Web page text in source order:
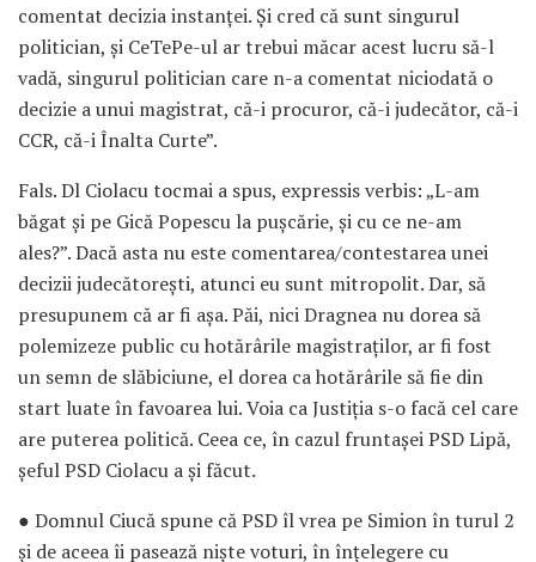
comentat decizia instanței. Și cred că sunt singurul
politician, și CeTePe-ul ar trebui măcar acest lucru să-l
vadă, singurul politician care n-a comentat niciodată o
decizie a unui magistrat, că-i procuror, că-i judecător, că-i
CCR, că-i Înalta Curte”.
Fals. Dl Ciolacu tocmai a spus, expressis verbis: „L-am
băgat și pe Gică Popescu la pușcărie, și cu ce ne-am
ales?”. Dacă asta nu este comentarea/contestarea unei
decizii judecătorești, atunci eu sunt mitropolit. Dar, să
presupunem că ar fi așa. Păi, nici Dragnea nu dorea să
polemizeze public cu hotărârile magistraților, ar fi fost
un semn de slăbiciune, el dorea ca hotărârile să fie din
start luate în favoarea lui. Voia ca Justiția s-o facă cel care
are puterea politică. Ceea ce, în cazul fruntașei PSD Lipă,
șeful PSD Ciolacu a și făcut.
● Domnul Ciucă spune că PSD îl vrea pe Simion în turul 2
și de aceea îi pasează niște voturi, în înțelegere cu